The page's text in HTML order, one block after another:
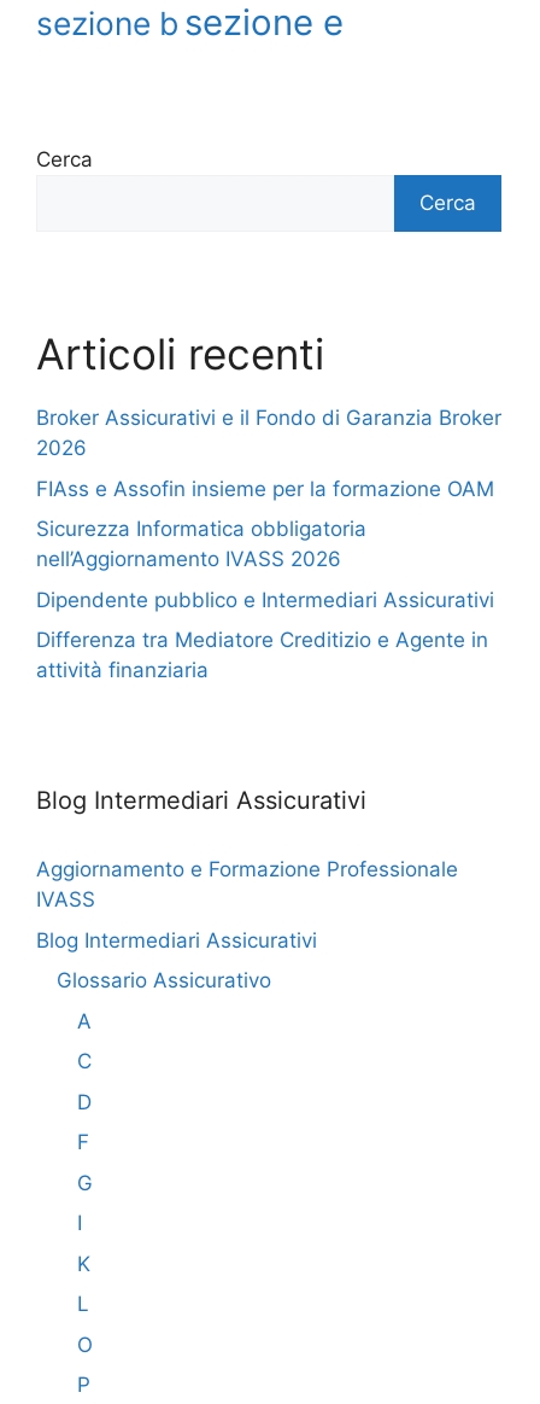
sezione b sezione e
Cerca
Cerca
Articoli recenti
Broker Assicurativi e il Fondo di Garanzia Broker
2026
FIAss e Assofin insieme per la formazione OAM
Sicurezza Informatica obbligatoria
nell’Aggiornamento IVASS 2026
Dipendente pubblico e Intermediari Assicurativi
Differenza tra Mediatore Creditizio e Agente in
attività finanziaria
Blog Intermediari Assicurativi
Aggiornamento e Formazione Professionale
IVASS
Blog Intermediari Assicurativi
Glossario Assicurativo
A
C
D
F
G
I
K
L
O
P